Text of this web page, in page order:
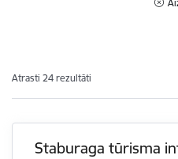
Atrasti 24 rezultāti
Staburaga tūrisma